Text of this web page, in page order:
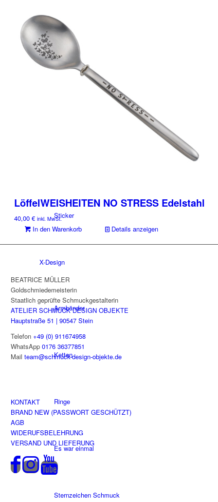
CuNz-x
Halsketten
Sticker
X-Design
Armbänder
Ketten
Ringe
Es war einmal
Sternzeichen Schmuck
LöffelWEISHEITEN NO STRESS Edelstahl
40,00€ inkl. MwSt.
In den Warenkorb Details anzeigen
BEATRICE MÜLLER
Goldschmiedemeisterin
Staatlich geprüfte Schmuckgestalterin
ATELIER SCHMUCK DESIGN OBJEKTE
Hauptstraße 51 | 90547 Stein
Telefon+49 (0) 911674958
WhatsApp0176 36377851
Mailteam@schmuck-design-objekte.de
KONTAKT
BRAND NEW (PASSWORT GESCHÜTZT)
AGB
WIDERUFSBELEHRUNG
VERSAND UND LIEFERUNG